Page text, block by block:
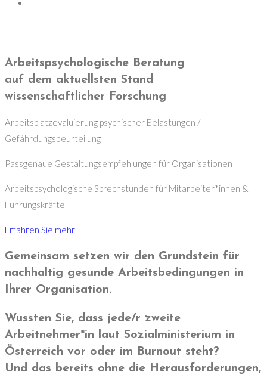
Arbeitspsychologische Beratung
auf dem aktuellsten Stand
wissenschaftlicher Forschung
Arbeitsplatzevaluierung psychischer Belastungen /
Gefährdungsbeurteilung
Passgenaue Gestaltungsempfehlungen für Organisationen
Arbeitspsychologische Sprechstunden für Mitarbeiter*innen &
Führungskräfte
Erfahren Sie mehr
Gemeinsam setzen wir den Grundstein für
nachhaltig gesunde Arbeitsbedingungen in
Ihrer Organisation.
Wussten Sie, dass jede/r zweite
Arbeitnehmer*in laut Sozialministerium in
Österreich vor oder im Burnout steht?
Und das bereits ohne die Herausforderungen,